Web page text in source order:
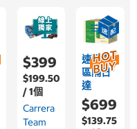
$399
$199.50
/ 1個
Carrera
Team
速配限
區隔日
達
$699
$139.75